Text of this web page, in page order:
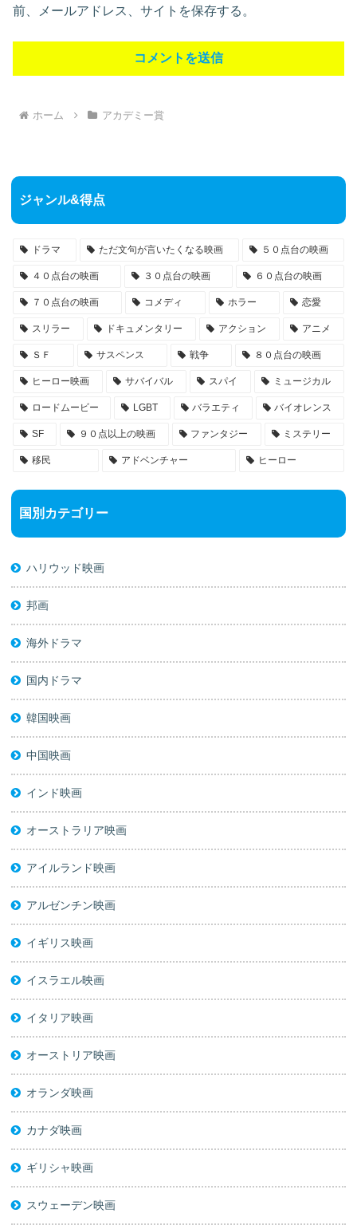
前、メールアドレス、サイトを保存する。
ホーム アカデミー賞
ジャンル&得点
ドラマ ただ文句が言いたくなる映画 ５０点台の映画
４０点台の映画 ３０点台の映画 ６０点台の映画
７０点台の映画 コメディ ホラー 恋愛
スリラー ドキュメンタリー アクション アニメ
ＳＦ サスペンス 戦争 ８０点台の映画
ヒーロー映画 サバイバル スパイ ミュージカル
ロードムービー LGBT バラエティ バイオレンス
SF ９０点以上の映画 ファンタジー ミステリー
移民 アドベンチャー ヒーロー
国別カテゴリー
ハリウッド映画
邦画
海外ドラマ
国内ドラマ
韓国映画
中国映画
インド映画
オーストラリア映画
アイルランド映画
アルゼンチン映画
イギリス映画
イスラエル映画
イタリア映画
オーストリア映画
オランダ映画
カナダ映画
ギリシャ映画
スウェーデン映画